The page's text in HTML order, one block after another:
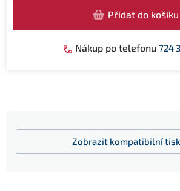
Přidat do košíku
Nákup po telefonu 724
Zobrazit kompatibilní